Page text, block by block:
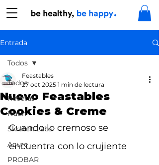
Entrada
Todos
Recetas
Nuun
Skratch Labs
Acure
PROBAR
Todos
Nuevo Feastables
Cookies & Creme
Feastables
27 oct 2025 1 min de lectura
Cuando lo cremoso se
encuentra con lo crujiente